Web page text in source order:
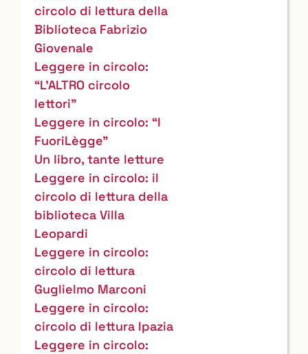
circolo di lettura della
Biblioteca Fabrizio
Giovenale
Leggere in circolo:
“L'ALTRO circolo
lettori”
Leggere in circolo: “I
FuoriLègge”
Un libro, tante letture
Leggere in circolo: il
circolo di lettura della
biblioteca Villa
Leopardi
Leggere in circolo:
circolo di lettura
Guglielmo Marconi
Leggere in circolo:
circolo di lettura Ipazia
Leggere in circolo: